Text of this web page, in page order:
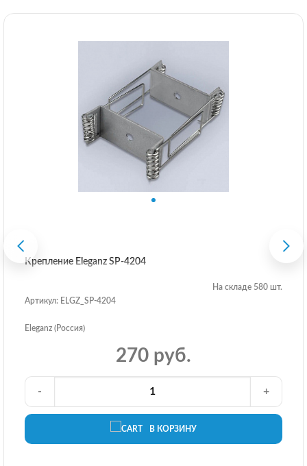
Крепление Eleganz SP-4204
На складе 580 шт.
Артикул: ELGZ_SP-4204
Eleganz (Россия)
270 руб.
В КОРЗИНУ
- +